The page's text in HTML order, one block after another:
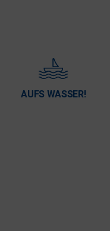
AUFS WASSER!